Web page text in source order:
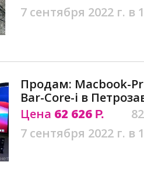
7 сентября 2022 г. в
Продам: Macbook-
Bar-Core-i в
Цена 62 626 Р.
7 сентября 2022 г. в